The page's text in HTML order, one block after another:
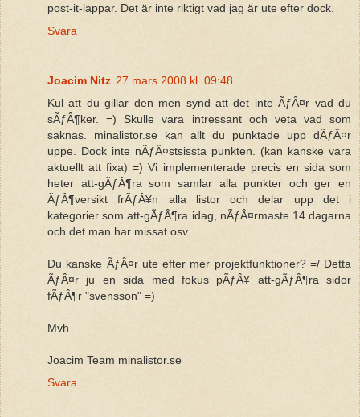
post-it-lappar. Det är inte riktigt vad jag är ute efter dock.
Svara
Joacim Nitz 27 mars 2008 kl. 09:48
Kul att du gillar den men synd att det inte ÃƒÂ¤r vad du
sÃƒÂ¶ker. =) Skulle vara intressant och veta vad som
saknas. minalistor.se kan allt du punktade upp dÃƒÂ¤r
uppe. Dock inte nÃƒÂ¤stsissta punkten. (kan kanske vara
aktuellt att fixa) =) Vi implementerade precis en sida som
heter att-gÃƒÂ¶ra som samlar alla punkter och ger en
ÃƒÂ¶versikt frÃƒÂ¥n alla listor och delar upp det i
kategorier som att-gÃƒÂ¶ra idag, nÃƒÂ¤rmaste 14 dagarna
och det man har missat osv.
Du kanske ÃƒÂ¤r ute efter mer projektfunktioner? =/ Detta
ÃƒÂ¤r ju en sida med fokus pÃƒÂ¥ att-gÃƒÂ¶ra sidor
fÃƒÂ¶r "svensson" =)
Mvh
Joacim Team minalistor.se
Svara